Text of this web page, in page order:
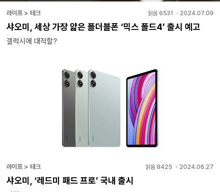
라이프 > 테크 읽음 6531 ・ 2024.07.09
샤오미, 세상 가장 얇은 폴더블폰 ‘믹스 폴드4’ 출시 예고
갤럭시에 대적할?
라이프 > 테크 읽음 8425 ・ 2024.06.27
샤오미, ‘레드미 패드 프로’ 국내 출시